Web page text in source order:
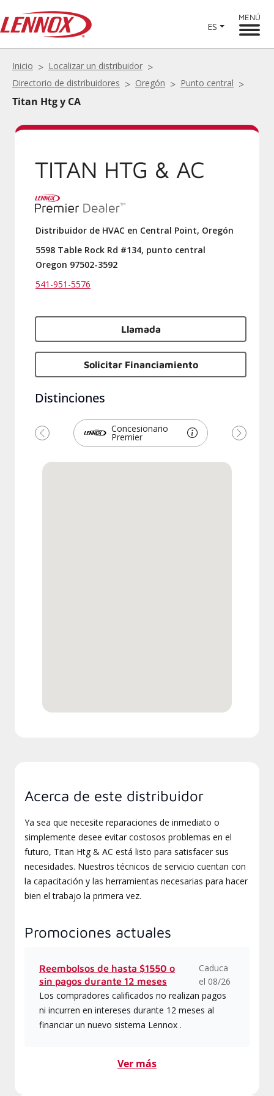
ES
MENÚ
Inicio
Localizar un distribuidor
Directorio de distribuidores
Oregón Punto central
Titan Htg y CA
TITAN HTG & AC
Distribuidor de HVAC en Central Point, Oregón
5598 Table Rock Rd #134, punto central
Oregon 97502-3592
541-951-5576
Llamada
Solicitar Financiamiento
Distinciones
Concesionario
Premier
Anterior
Acerca de este distribuidor
Ya sea que necesite reparaciones de inmediato o
simplemente desee evitar costosos problemas en el
futuro, Titan Htg & AC está listo para satisfacer sus
necesidades. Nuestros técnicos de servicio cuentan con
la capacitación y las herramientas necesarias para hacer
bien el trabajo la primera vez.
Promociones actuales
Reembolsos de hasta $1550 o
sin pagos durante 12 meses
Caduca
el 08/26
Los compradores calificados no realizan pagos
ni incurren en intereses durante 12 meses al
financiar un nuevo sistema Lennox .
Ver más